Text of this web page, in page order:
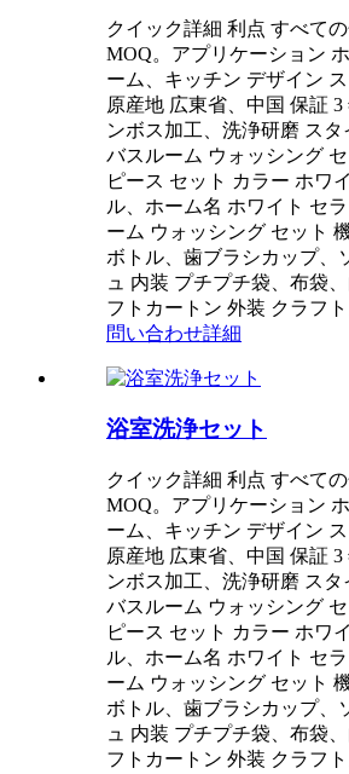
クイック詳細 利点 すべて
MOQ。アプリケーション
ーム、キッチン デザイン
原産地 広東省、中国 保証
ンボス加工、洗浄研磨 スタ
バスルーム ウォッシング
ピース セット カラー ホワ
ル、ホーム名 ホワイト セ
ーム ウォッシング セット
ボトル、歯ブラシカップ、
ュ 内装 プチプチ袋、布袋
フトカートン 外装 クラフ
問い合わせ詳細
浴室洗浄セット
クイック詳細 利点 すべて
MOQ。アプリケーション
ーム、キッチン デザイン
原産地 広東省、中国 保証
ンボス加工、洗浄研磨 スタ
バスルーム ウォッシング
ピース セット カラー ホワ
ル、ホーム名 ホワイト セ
ーム ウォッシング セット
ボトル、歯ブラシカップ、
ュ 内装 プチプチ袋、布袋
フトカートン 外装 クラフ